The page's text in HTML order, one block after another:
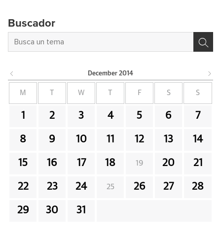
Buscador
December 2014
M W F S S
1 2 3 4 5 6 7
8 9 10 11 12 13 14
15 16 17 18 19 20 21
22 23 24 25 26 27 28
29 30 31